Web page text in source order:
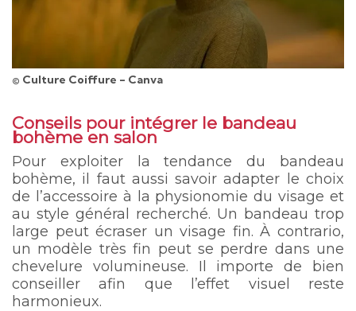
© Culture Coiffure - Canva
Conseils pour intégrer le bandeau
bohème en salon
Pour exploiter la tendance du bandeau
bohème, il faut aussi savoir adapter le choix
de l’accessoire à la physionomie du visage et
au style général recherché. Un bandeau trop
large peut écraser un visage fin. À contrario,
un modèle très fin peut se perdre dans une
chevelure volumineuse. Il importe de bien
conseiller afin que l’effet visuel reste
harmonieux.